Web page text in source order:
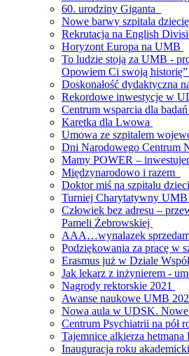
60. urodziny Giganta
Nowe barwy szpitala
Rekrutacja na English
Horyzont Europa na UMB
To ludzie stoją za UMB -
Opowiem Ci swoją historię”
Doskonałość dydaktyczna
Rekordowe inwestycje w
Centrum wsparcia dla
Karetka dla Lwowa
Umowa ze szpitalem
Dni Narodowego Centrum
Mamy POWER –
Międzynarodowo i razem
Doktor miś na szpitalu
Turniej Charytatywny UMB
Człowiek bez adresu –
Pameli Żebrowskiej
AAA…wynalazek
Podziękowania za pracę w
Erasmus już w Dziale
Jak lekarz z inżynierem -
Nagrody rektorskie 2021
Awanse naukowe UMB
Nowa aula w UDSK.
Centrum Psychiatrii na pół
Tajemnice alkierza
Inauguracja roku